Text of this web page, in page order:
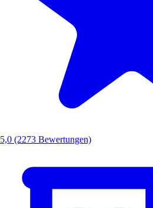
5,0 (2273 Bewertungen)